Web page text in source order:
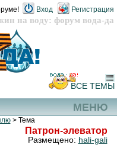
на воду: форум вода-да
Вход Регистрация
МЕНЮ
ВСЕ ТЕМЫ
> Тема
Патрон-элеватор
Размещено: hali-gali